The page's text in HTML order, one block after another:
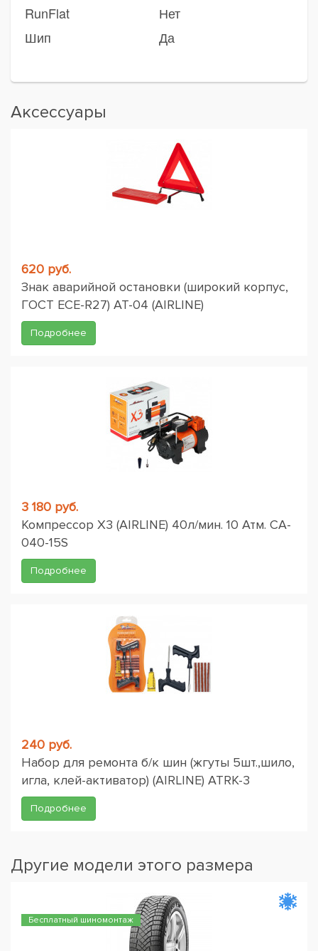
RunFlat
Нет
Шип
Да
Аксессуары
620 руб.
Знак аварийной остановки (широкий корпус,
ГОСТ ЕСЕ-R27) AT-04 (AIRLINE)
Подробнее
3 180 руб.
Компрессор X3 (AIRLINE) 40л/мин. 10 Атм. CA-
040-15S
Подробнее
240 руб.
Набор для ремонта б/к шин (жгуты 5шт.,шило,
игла, клей-активатор) (AIRLINE) ATRK-3
Подробнее
Другие модели этого размера
Бесплатный шиномонтаж